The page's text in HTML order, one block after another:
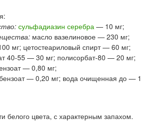
сульфадиазин серебра — 10 мг;
масло вазелиновое — 230 мг;
мг; цетостеариловый спирт — 60 мг;
40-55 — 30 мг; полисорбат-80 — 20 мг;
— 0,80 мг;
— 0,20 мг; вода очищенная до — 1
белого цвета, с характерным запахом.